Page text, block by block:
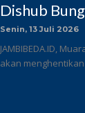
Dishub
Senin, 13 Juli 2026
JAMBIBEDA.ID,
akan